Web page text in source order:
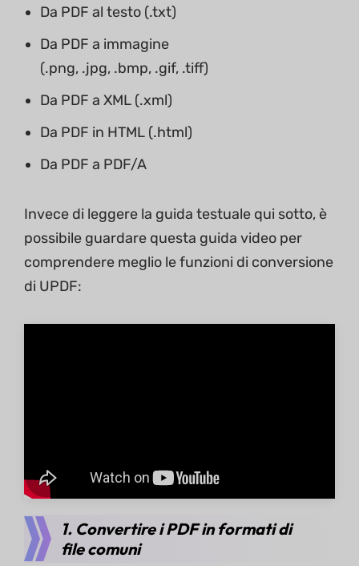
Da PDF al testo (.txt)
Da PDF a immagine
(.png, .jpg, .bmp, .gif, .tiff)
Da PDF a XML (.xml)
Da PDF in HTML (.html)
Da PDF a PDF/A
Invece di leggere la guida testuale qui sotto, è
possibile guardare questa guida video per
comprendere meglio le funzioni di conversione
di UPDF:
1. Convertire i PDF in formati di
file comuni